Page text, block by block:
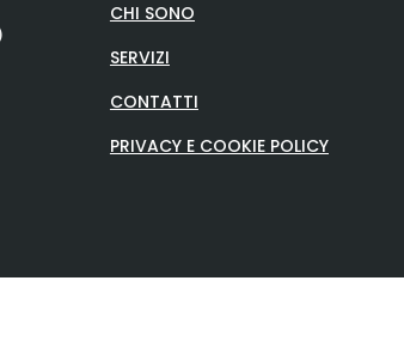
CHI SONO
SERVIZI
CONTATTI
PRIVACY E COOKIE POLICY